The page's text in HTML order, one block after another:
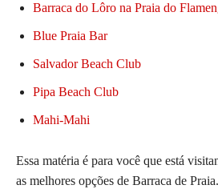
Barraca do Lôro na Praia do
Blue Praia Bar
Salvador Beach Club
Pipa Beach Club
Mahi-Mahi
Essa matéria é para você que está
as melhores opções de Barraca de